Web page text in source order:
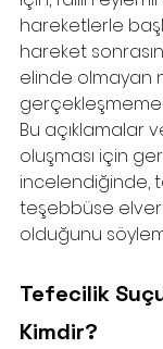
hareketlerle
hareket
elinde olmayan
Bu açıklamalar
oluşması için
incelendiğinde,
teşebbüse
olduğunu
Tefecilik
Kimdir?